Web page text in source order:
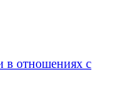
в отношениях с